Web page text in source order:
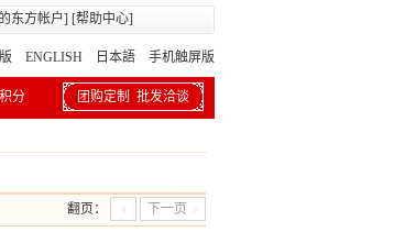
东方帐户] [帮助中心]
ENGLISH 日本語 手机触屏版
积分 团购定制 批发洽谈
翻页： 下一页